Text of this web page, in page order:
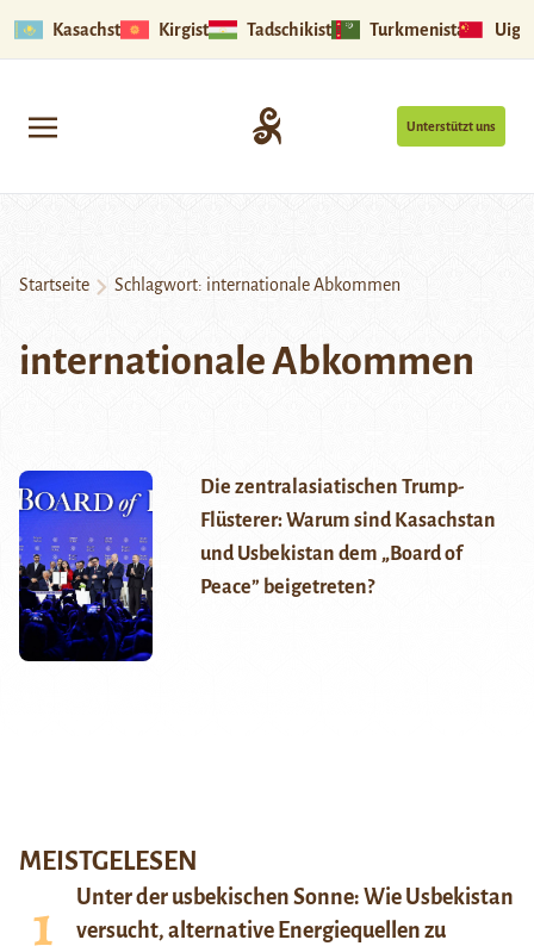
Kasachstan Kirgistan Tadschikistan Turkmenistan
Unterstützt uns
Startseite Schlagwort: internationale Abkommen
internationale Abkommen
Die zentralasiatischen Trump-
Flüsterer: Warum sind Kasachstan
und Usbekistan dem „Board of
Peace” beigetreten?
MEISTGELESEN
Unter der usbekischen Sonne: Wie Usbekistan
versucht, alternative Energiequellen zu